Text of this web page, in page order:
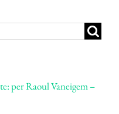
per Raoul Vaneigem –